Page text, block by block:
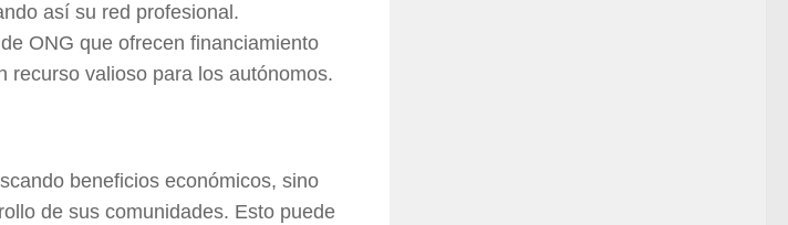
así su red profesional.
ONG que ofrecen financiamiento
recurso valioso para los autónomos.
beneficios económicos, sino
de sus comunidades. Esto puede